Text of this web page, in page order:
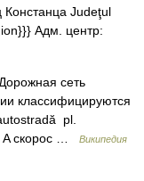
Judeţul
Адм. центр:
сеть
классифицируются
pl.
A скорос …
Википедия